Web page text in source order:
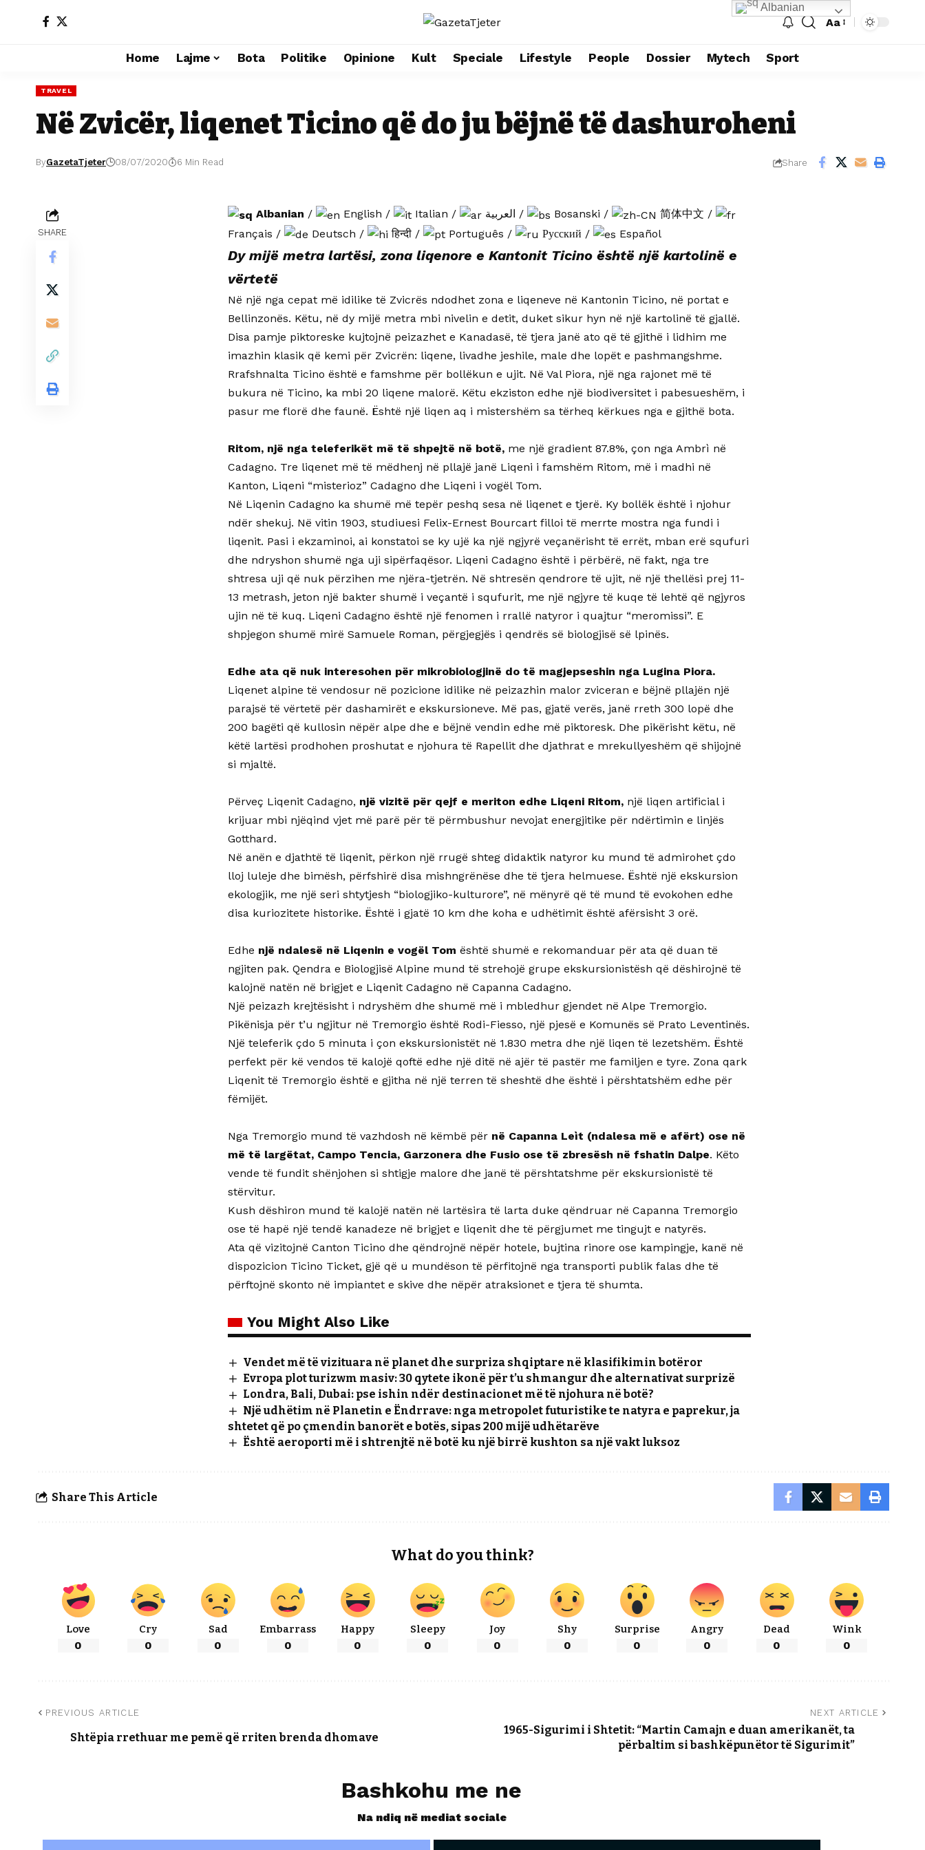
Aa
Home Lajme Bota Politike Opinione Kult Speciale Lifestyle People Dossier Mytech Sport
TRAVEL
Në Zvicër, liqenet Ticino që do ju bëjnë të dashuroheni
ByGazetaTjeter 08/07/2020 6 Min Read Share
SHARE
Albanian / English / Italian / العربية / Bosanski / 简体中文 /
Français / Deutsch / हिन्दी / Português / Русский / Español
Dy mijë metra lartësi, zona liqenore e Kantonit Ticino është një kartolinë e
vërtetë
Në një nga cepat më idilike të Zvicrës ndodhet zona e liqeneve në Kantonin Ticino, në portat e
Bellinzonës. Këtu, në dy mijë metra mbi nivelin e detit, duket sikur hyn në një kartolinë të gjallë.
Disa pamje piktoreske kujtojnë peizazhet e Kanadasë, të tjera janë ato që të gjithë i lidhim me
imazhin klasik që kemi për Zvicrën: liqene, livadhe jeshile, male dhe lopët e pashmangshme.
Rrafshnalta Ticino është e famshme për bollëkun e ujit. Në Val Piora, një nga rajonet më të
bukura në Ticino, ka mbi 20 liqene malorë. Këtu ekziston edhe një biodiversitet i pabesueshëm, i
pasur me florë dhe faunë. Është një liqen aq i mistershëm sa tërheq kërkues nga e gjithë bota.
Ritom, një nga teleferikët më të shpejtë në botë, me një gradient 87.8%, çon nga Ambrì në
Cadagno. Tre liqenet më të mëdhenj në pllajë janë Liqeni i famshëm Ritom, më i madhi në
Kanton, Liqeni “misterioz” Cadagno dhe Liqeni i vogël Tom.
Në Liqenin Cadagno ka shumë më tepër peshq sesa në liqenet e tjerë. Ky bollëk është i njohur
ndër shekuj. Në vitin 1903, studiuesi Felix-Ernest Bourcart filloi të merrte mostra nga fundi i
liqenit. Pasi i ekzaminoi, ai konstatoi se ky ujë ka një ngjyrë veçanërisht të errët, mban erë squfuri
dhe ndryshon shumë nga uji sipërfaqësor. Liqeni Cadagno është i përbërë, në fakt, nga tre
shtresa uji që nuk përzihen me njëra-tjetrën. Në shtresën qendrore të ujit, në një thellësi prej 11-
13 metrash, jeton një bakter shumë i veçantë i squfurit, me një ngjyre të kuqe të lehtë që ngjyros
ujin në të kuq. Liqeni Cadagno është një fenomen i rrallë natyror i quajtur “meromissi”. E
shpjegon shumë mirë Samuele Roman, përgjegjës i qendrës së biologjisë së lpinës.
Edhe ata që nuk interesohen për mikrobiologjinë do të magjepseshin nga Lugina Piora.
Liqenet alpine të vendosur në pozicione idilike në peizazhin malor zviceran e bëjnë pllajën një
parajsë të vërtetë për dashamirët e ekskursioneve. Më pas, gjatë verës, janë rreth 300 lopë dhe
200 bagëti që kullosin nëpër alpe dhe e bëjnë vendin edhe më piktoresk. Dhe pikërisht këtu, në
këtë lartësi prodhohen proshutat e njohura të Rapellit dhe djathrat e mrekullyeshëm që shijojnë
si mjaltë.
Përveç Liqenit Cadagno, një vizitë për qejf e meriton edhe Liqeni Ritom, një liqen artificial i
krijuar mbi njëqind vjet më parë për të përmbushur nevojat energjitike për ndërtimin e linjës
Gotthard.
Në anën e djathtë të liqenit, përkon një rrugë shteg didaktik natyror ku mund të admirohet çdo
lloj luleje dhe bimësh, përfshirë disa mishngrënëse dhe të tjera helmuese. Është një ekskursion
ekologjik, me një seri shtytjesh “biologjiko-kulturore”, në mënyrë që të mund të evokohen edhe
disa kuriozitete historike. Është i gjatë 10 km dhe koha e udhëtimit është afërsisht 3 orë.
Edhe një ndalesë në Liqenin e vogël Tom është shumë e rekomanduar për ata që duan të
ngjiten pak. Qendra e Biologjisë Alpine mund të strehojë grupe ekskursionistësh që dëshirojnë të
kalojnë natën në brigjet e Liqenit Cadagno në Capanna Cadagno.
Një peizazh krejtësisht i ndryshëm dhe shumë më i mbledhur gjendet në Alpe Tremorgio.
Pikënisja për t’u ngjitur në Tremorgio është Rodi-Fiesso, një pjesë e Komunës së Prato Leventinës.
Një teleferik çdo 5 minuta i çon ekskursionistët në 1.830 metra dhe një liqen të lezetshëm. Është
perfekt për kë vendos të kalojë qoftë edhe një ditë në ajër të pastër me familjen e tyre. Zona qark
Liqenit të Tremorgio është e gjitha në një terren të sheshtë dhe është i përshtatshëm edhe për
fëmijët.
Nga Tremorgio mund të vazhdosh në këmbë për në Capanna Leìt (ndalesa më e afërt) ose në
më të largëtat, Campo Tencia, Garzonera dhe Fusio ose të zbresësh në fshatin Dalpe. Këto
vende të fundit shënjohen si shtigje malore dhe janë të përshtatshme për ekskursionistë të
stërvitur.
Kush dëshiron mund të kalojë natën në lartësira të larta duke qëndruar në Capanna Tremorgio
ose të hapë një tendë kanadeze në brigjet e liqenit dhe të përgjumet me tingujt e natyrës.
Ata që vizitojnë Canton Ticino dhe qëndrojnë nëpër hotele, bujtina rinore ose kampingje, kanë në
dispozicion Ticino Ticket, gjë që u mundëson të përfitojnë nga transporti publik falas dhe të
përftojnë skonto në impiantet e skive dhe nëpër atraksionet e tjera të shumta.
You Might Also Like
Vendet më të vizituara në planet dhe surpriza shqiptare në klasifikimin botëror
Evropa plot turizwm masiv: 30 qytete ikonë për t’u shmangur dhe alternativat surprizë
Londra, Bali, Dubai: pse ishin ndër destinacionet më të njohura në botë?
Një udhëtim në Planetin e Ëndrrave: nga metropolet futuristike te natyra e paprekur, ja
shtetet që po çmendin banorët e botës, sipas 200 mijë udhëtarëve
Është aeroporti më i shtrenjtë në botë ku një birrë kushton sa një vakt luksoz
Share This Article
What do you think?
Love
0
Cry
0
Sad
0
Embarrass
0
Happy
0
Sleepy
0
Joy
0
Shy
0
Surprise
0
Angry
0
Dead
0
Wink
0
PREVIOUS ARTICLE
Shtëpia rrethuar me pemë që rriten brenda dhomave
NEXT ARTICLE
1965-Sigurimi i Shtetit: “Martin Camajn e duan amerikanët, ta
përbaltim si bashkëpunëtor të Sigurimit”
Bashkohu me ne
Na ndiq në mediat sociale
Albanian